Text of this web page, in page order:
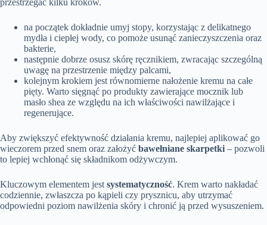
przestrzegać kilku kroków.
na początek dokładnie umyj stopy, korzystając z delikatnego
mydła i ciepłej wody, co pomoże usunąć zanieczyszczenia oraz
bakterie,
następnie dobrze osusz skórę ręcznikiem, zwracając szczególną
uwagę na przestrzenie między palcami,
kolejnym krokiem jest równomierne nałożenie kremu na całe
pięty. Warto sięgnąć po produkty zawierające mocznik lub
masło shea ze względu na ich właściwości nawilżające i
regenerujące.
Aby zwiększyć efektywność działania kremu, najlepiej aplikować go
wieczorem przed snem oraz założyć bawełniane skarpetki – pozwoli
to lepiej wchłonąć się składnikom odżywczym.
Kluczowym elementem jest systematyczność. Krem warto nakładać
codziennie, zwłaszcza po kąpieli czy prysznicu, aby utrzymać
odpowiedni poziom nawilżenia skóry i chronić ją przed wysuszeniem.